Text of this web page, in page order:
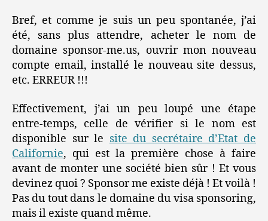
Bref, et comme je suis un peu spontanée, j’ai
été, sans plus attendre, acheter le nom de
domaine sponsor-me.us, ouvrir mon nouveau
compte email, installé le nouveau site dessus,
etc. ERREUR !!!
Effectivement, j’ai un peu loupé une étape
entre-temps, celle de vérifier si le nom est
disponible sur le site du secrétaire d’Etat de
Californie, qui est la première chose à faire
avant de monter une société bien sûr ! Et vous
devinez quoi ? Sponsor me existe déjà ! Et voilà !
Pas du tout dans le domaine du visa sponsoring,
mais il existe quand même.